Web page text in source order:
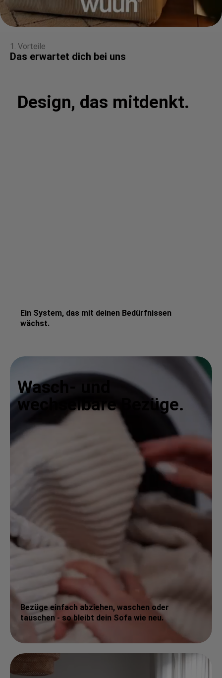
1. Vorteile
Das erwartet dich bei uns
Design, das mitdenkt.
Ein System, das mit deinen Bedürfnissen
wächst.
Wasch- und
wechselbare Bezüge.
Bezüge einfach abziehen, waschen oder
tauschen - so bleibt dein Sofa wie neu.